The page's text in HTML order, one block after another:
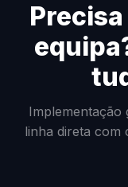
Implementação
linha direta com